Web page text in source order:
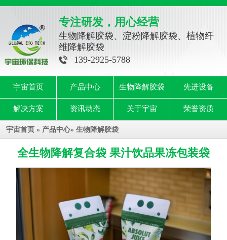
专注研发，用心经营
生物降解胶袋、淀粉降解胶袋、植物纤
维降解胶袋
139-2925-5788
宇宙首页 产品中心 生物降解胶袋 先进设备
解决方案 资讯动态 关于宇宙 荣誉资质
宇宙首页 » 产品中心» 生物降解胶袋
全生物降解复合袋 果汁饮品果冻包装袋